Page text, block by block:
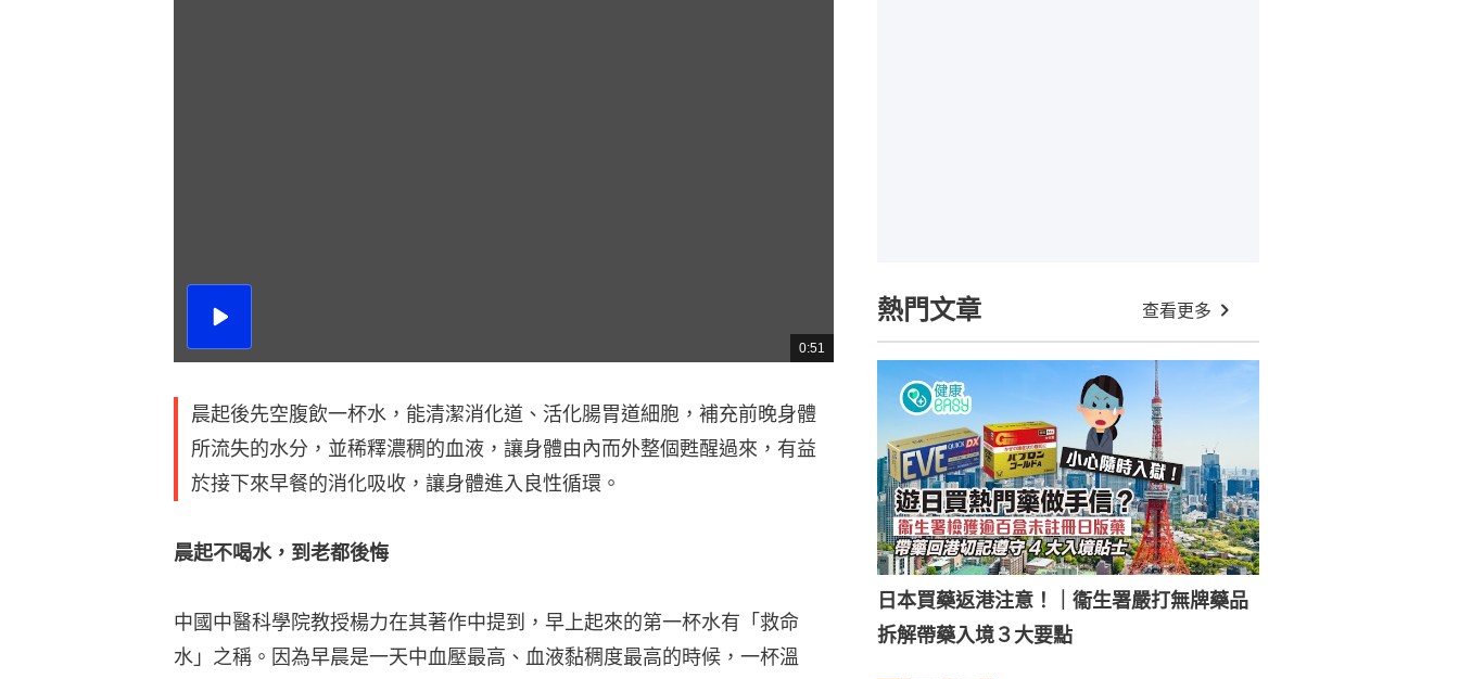
播
總
共
0:51
晨起後先空腹飲一杯水，能清潔消化道、活化腸胃道細胞，補充前晚身體
所流失的水分，並稀釋濃稠的血液，讓身體由內而外整個甦醒過來，有益
於接下來早餐的消化吸收，讓身體進入良性循環。
晨起不喝水，到老都後悔
中國中醫科學院教授楊力在其著作中提到，早上起來的第一杯水有「救命
水」之稱。因為早晨是一天中血壓最高、血液黏稠度最高的時候，一杯溫
熱門文章 查看更多
日本買藥返港注意！｜衞生署嚴打無牌藥品
拆解帶藥入境３大要點